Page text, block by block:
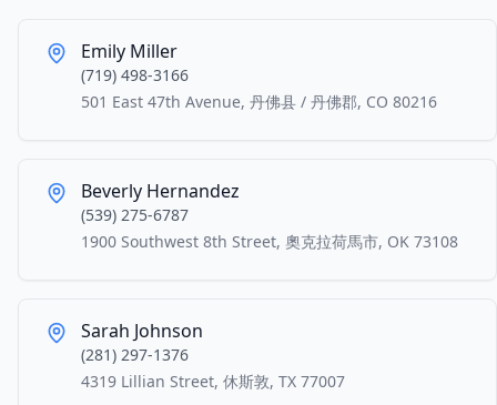
Emily Miller
(719) 498-3166
501 East 47th Avenue, 丹佛县 / 丹佛郡, CO 80216
Beverly Hernandez
(539) 275-6787
1900 Southwest 8th Street, 奧克拉荷馬市, OK 73108
Sarah Johnson
(281) 297-1376
4319 Lillian Street, 休斯敦, TX 77007